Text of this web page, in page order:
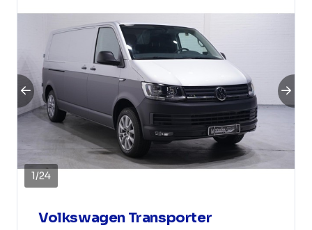
1/24
Volkswagen Transporter